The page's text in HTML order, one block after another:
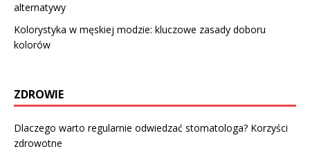
alternatywy
Kolorystyka w męskiej modzie: kluczowe zasady doboru
kolorów
ZDROWIE
Dlaczego warto regularnie odwiedzać stomatologa? Korzyści
zdrowotne